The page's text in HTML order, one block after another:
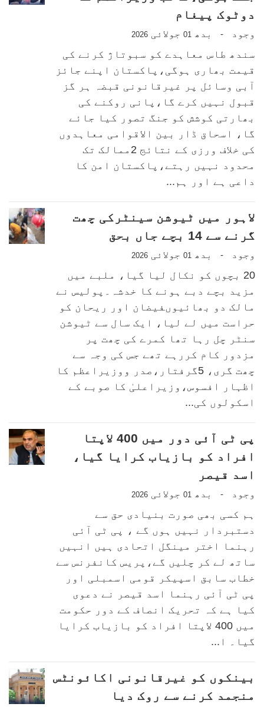
دوٹوک پیغام
وجود - بدھ 01 جولائی 2026
سندھ طاس معاہدے کو سبوتاژ کرنے کی
قیمت بھاری ہوگی،پاکستان اپنے جائز
آبی وسائل پر غیرقانونی قبضہ ہر گز
قبول نہیں کرے گا،پانی روکنے کی
بھارتی کوشش کو جنگ تصور کیا جائے
گا، اسحاق ڈار بین الاقوامی معاہدوں
کی خلاف ورزی کے نتائج 2ممالک تک
محدود نہیں رہتے،پاکستان امن کا
داعی ہے اور ہم...
لاہور میں ٹیوشن سینٹرکی چھت
گرنے سے 14 بچے جاں بحق
وجود - بدھ 01 جولائی 2026
20 بچوں کو نکال لیا گیا، ملبے میں
مزید بچے دبے ہونے کا خدشہ۔پولیس نے
مالک دو بھائیوںفیضان اور ریحان کو
حراست میں لے لیا، ایک سال سے ٹیوشن
سنٹر چل رہا تھا کمرے کی چھت پر
مزدور کام کررہے تھے جس کی وجہ سے
چھت گری، 5گرفتار،صدر ووزیراعظم کا
اظہار افسوس،وزیراعلیٰ کا صوبے کے
اسکولوں کی...
پی ٹی آئی دور میں 400 لاپتا
افراد کو بازیاب کرایا گیا،
اسد قیصر
وجود - بدھ 01 جولائی 2026
ہم کسی بھی صورت بنیادی حق سے
دستبردار نہیں ہوں گے ، پی ٹی آئی
رہنما اختر مینگل اتحادی ہیں انہیں
ساتھ لے کر چلیں گے،پریس کانفرنس سے
خطاب سابق اسپیکر قومی اسمبلی اور
پی ٹی آئی رہنما اسد قیصر نے دعوی
کیا ہے کہ تحریک انصاف کے دور حکومت
میں 400 لاپتا افراد کو بازیاب کرایا
گیا۔ ا...
بینکوں کو غیرقانونی اکائونٹس
منجمد کرنے سے روک دیا